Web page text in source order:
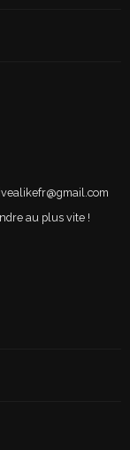
au plus vite !